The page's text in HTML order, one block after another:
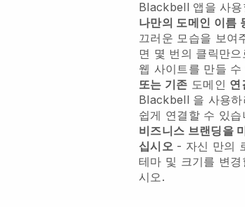
Blackbell 앱을 사
나만의 도메인 이름
끄러운 모습을 보여
면 몇 번의 클릭만
웹 사이트를 만들 수
또는 기존 도메인 연
Blackbell 을 사용
쉽게 연결할 수 있습
비즈니스 브랜딩을
십시오- 자신 만의
테마 및 크기를 변
시오.